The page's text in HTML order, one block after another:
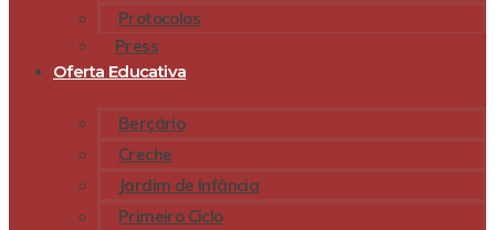
Protocolos
Press
Oferta Educativa
Berçário
Creche
Jardim de Infância
Primeiro Ciclo